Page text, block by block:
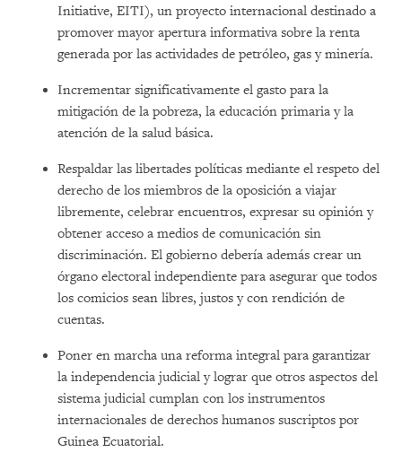
Initiative, EITI), un proyecto internacional destinado a
promover mayor apertura informativa sobre la renta
generada por las actividades de petróleo, gas y minería.
Incrementar significativamente el gasto para la
mitigación de la pobreza, la educación primaria y la
atención de la salud básica.
Respaldar las libertades políticas mediante el respeto del
derecho de los miembros de la oposición a viajar
libremente, celebrar encuentros, expresar su opinión y
obtener acceso a medios de comunicación sin
discriminación. El gobierno debería además crear un
órgano electoral independiente para asegurar que todos
los comicios sean libres, justos y con rendición de
cuentas.
Poner en marcha una reforma integral para garantizar
la independencia judicial y lograr que otros aspectos del
sistema judicial cumplan con los instrumentos
internacionales de derechos humanos suscriptos por
Guinea Ecuatorial.